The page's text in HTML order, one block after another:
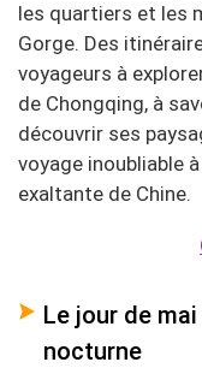
les quartiers et les
Gorge. Des
voyageurs à
de Chongqing, à
découvrir ses
voyage inoubliable
exaltante de Chine.
Le jour de
nocturne